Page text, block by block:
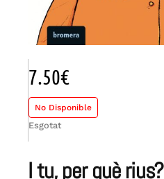
i tu, per què rius?
7.50€
No Disponible
Esgotat